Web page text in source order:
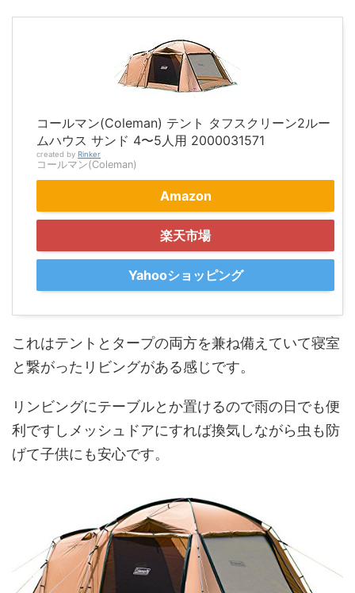
コールマン(Coleman) テント タフスクリーン2ルー
ムハウス サンド 4〜5人用 2000031571
created by Rinker
コールマン(Coleman)
Amazon
楽天市場
Yahooショッピング
これはテントとタープの両方を兼ね備えていて寝室
と繋がったリビングがある感じです。
リンビングにテーブルとか置けるので雨の日でも便
利ですしメッシュドアにすれば換気しながら虫も防
げて子供にも安心です。